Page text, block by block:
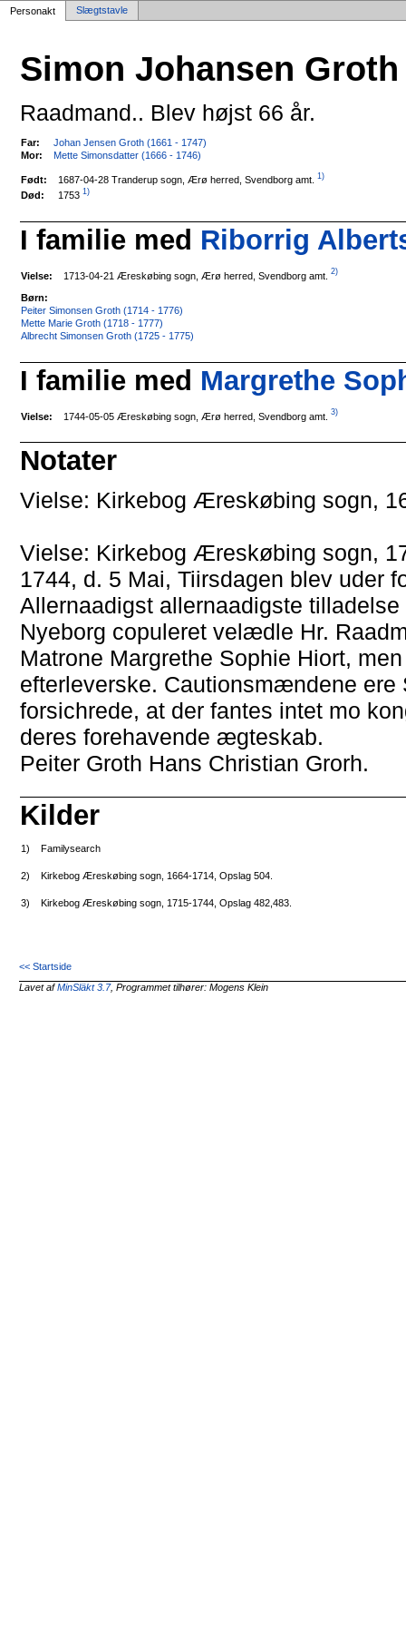
Personakt Slægtstavle
Simon Johansen Groth
Raadmand.. Blev højst 66 år.
Far:
Johan Jensen Groth (1661 - 1747)
Mor:
Mette Simonsdatter (1666 - 1746)
Født: 1687-04-28 Tranderup sogn, Ærø herred, Svendborg amt. 1)
Død: 1753 1)
I familie med Riborrig
Vielse: 1713-04-21 Æreskøbing sogn, Ærø herred, Svendborg amt. 2)
Børn:
Peiter Simonsen Groth (1714 - 1776)
Mette Marie Groth (1718 - 1777)
Albrecht Simonsen Groth (1725 - 1775)
I familie med Margrethe
Vielse: 1744-05-05 Æreskøbing sogn, Ærø herred, Svendborg amt. 3)
Notater
Vielse: Kirkebog Æreskøbing sogn,
Vielse: Kirkebog Æreskøbing sogn,
1744, d. 5 Mai, Tiirsdagen blev uder
Allernaadigst allernaadigste
Nyeborg copuleret velædle Hr.
Matrone Margrethe Sophie Hiort,
efterleverske. Cautionsmændene ere
forsichrede, at der fantes intet mo
deres forehavende ægteskab.
Peiter Groth Hans Christian Grorh.
Kilder
1) Familysearch
2) Kirkebog Æreskøbing sogn, 1664-1714, Opslag 504.
3) Kirkebog Æreskøbing sogn, 1715-1744, Opslag 482,483.
<< Startside
Lavet afMinSläkt 3.7, Programmet tilhører: Mogens Klein